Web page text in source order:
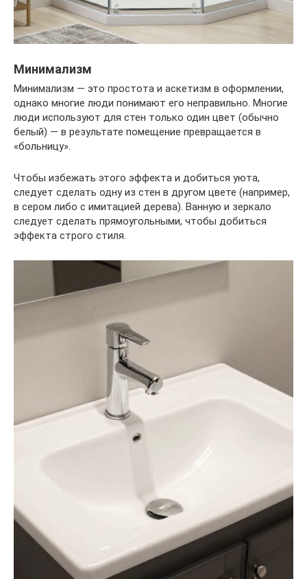
Минимализм
Минимализм — это простота и аскетизм в оформлении,
однако многие люди понимают его неправильно. Многие
люди используют для стен только один цвет (обычно
белый) — в результате помещение превращается в
«больницу».
Чтобы избежать этого эффекта и добиться уюта,
следует сделать одну из стен в другом цвете (например,
в сером либо с имитацией дерева). Ванную и зеркало
следует сделать прямоугольными, чтобы добиться
эффекта строго стиля.